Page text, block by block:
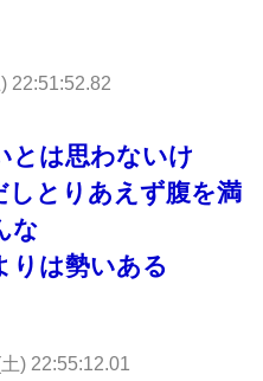
22:51:52.82
とは思わないけ
しとりあえず腹を満
な
りは勢いある
) 22:55:12.01